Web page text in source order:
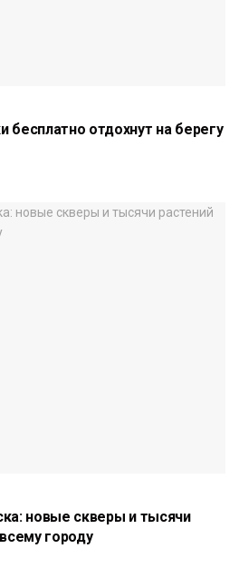
бесплатно отдохнут на берегу
новые скверы и тысячи
городу